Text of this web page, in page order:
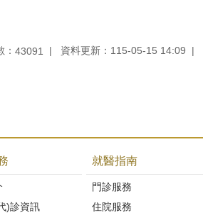
43091 資料更新：115-05-15 14:09
)診資訊
就醫指南
門診服務
住院服務